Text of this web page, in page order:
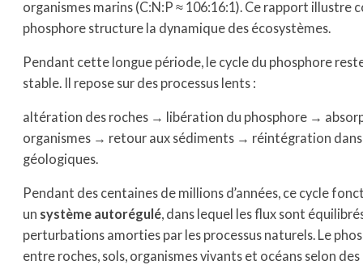
organismes marins (C:N:P ≈ 106:16:1). Ce rapport illustre
phosphore structure la dynamique des écosystèmes.
Pendant cette longue période, le cycle du phosphore
stable. Il repose sur des processus lents :
altération des roches → libération du phosphore →
organismes → retour aux sédiments → réintégration dans
géologiques.
Pendant des centaines de millions d’années, ce cycle
un système autorégulé, dans lequel les flux sont
perturbations amorties par les processus naturels. Le
entre roches, sols, organismes vivants et océans selon